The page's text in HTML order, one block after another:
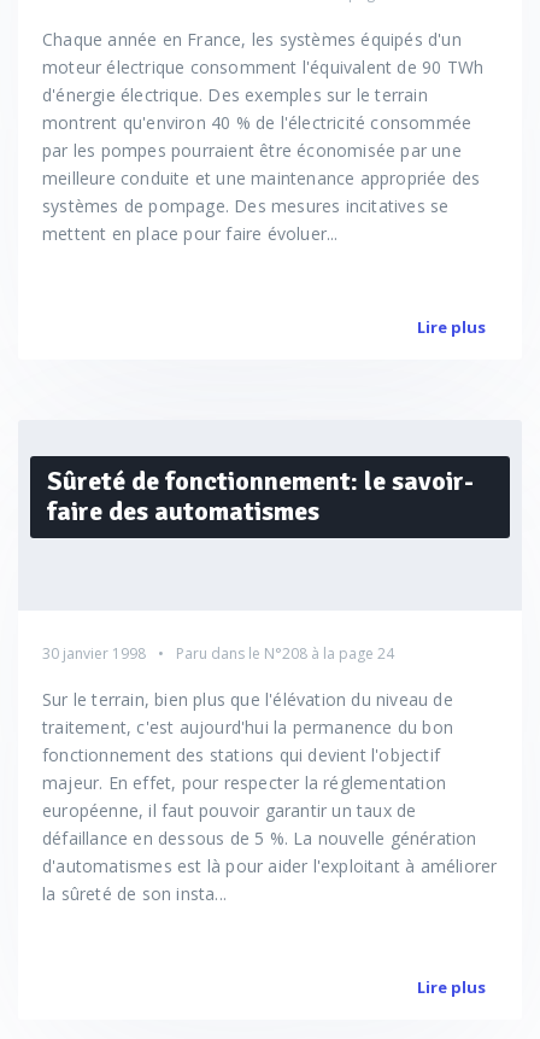
Chaque année en France, les systèmes équipés d'un
moteur électrique consomment l'équivalent de 90 TWh
d'énergie électrique. Des exemples sur le terrain
montrent qu'environ 40 % de l'électricité consommée
par les pompes pourraient être économisée par une
meilleure conduite et une maintenance appropriée des
systèmes de pompage. Des mesures incitatives se
mettent en place pour faire évoluer...
Lire plus
Sûreté de fonctionnement: le savoir-
faire des automatismes
30 janvier 1998 Paru dans le N°208 à la page 24
Sur le terrain, bien plus que l'élévation du niveau de
traitement, c'est aujourd'hui la permanence du bon
fonctionnement des stations qui devient l'objectif
majeur. En effet, pour respecter la réglementation
européenne, il faut pouvoir garantir un taux de
défaillance en dessous de 5 %. La nouvelle génération
d'automatismes est là pour aider l'exploitant à améliorer
la sûreté de son insta...
Lire plus